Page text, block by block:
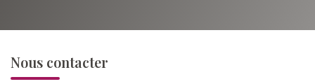
Nous contacter